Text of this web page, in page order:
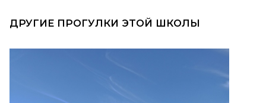
ДРУГИЕ ПРОГУЛКИ ЭТОЙ ШКОЛЫ